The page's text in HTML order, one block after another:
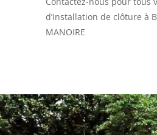
d’installation de clôture à
MANOIRE